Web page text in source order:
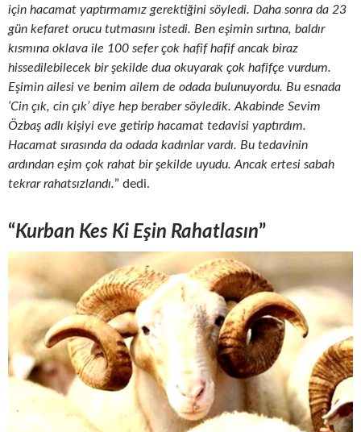
için hacamat yaptırmamız gerektiğini söyledi. Daha sonra da 23
gün kefaret orucu tutmasını istedi. Ben eşimin sırtına, baldır
kısmına oklava ile 100 sefer çok hafif hafif ancak biraz
hissedilebilecek bir şekilde dua okuyarak çok hafifçe vurdum.
Eşimin ailesi ve benim ailem de odada bulunuyordu. Bu esnada
‘Cin çık, cin çık’ diye hep beraber söyledik. Akabinde Sevim
Özbaş adlı kişiyi eve getirip hacamat tedavisi yaptırdım.
Hacamat sırasında da odada kadınlar vardı. Bu tedavinin
ardından eşim çok rahat bir şekilde uyudu. Ancak ertesi sabah
tekrar rahatsızlandı.” dedi.
“Kurban Kes Ki Eşin Rahatlasın”